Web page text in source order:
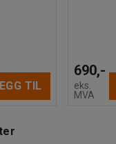
TIL
690,-
eks.
MVA